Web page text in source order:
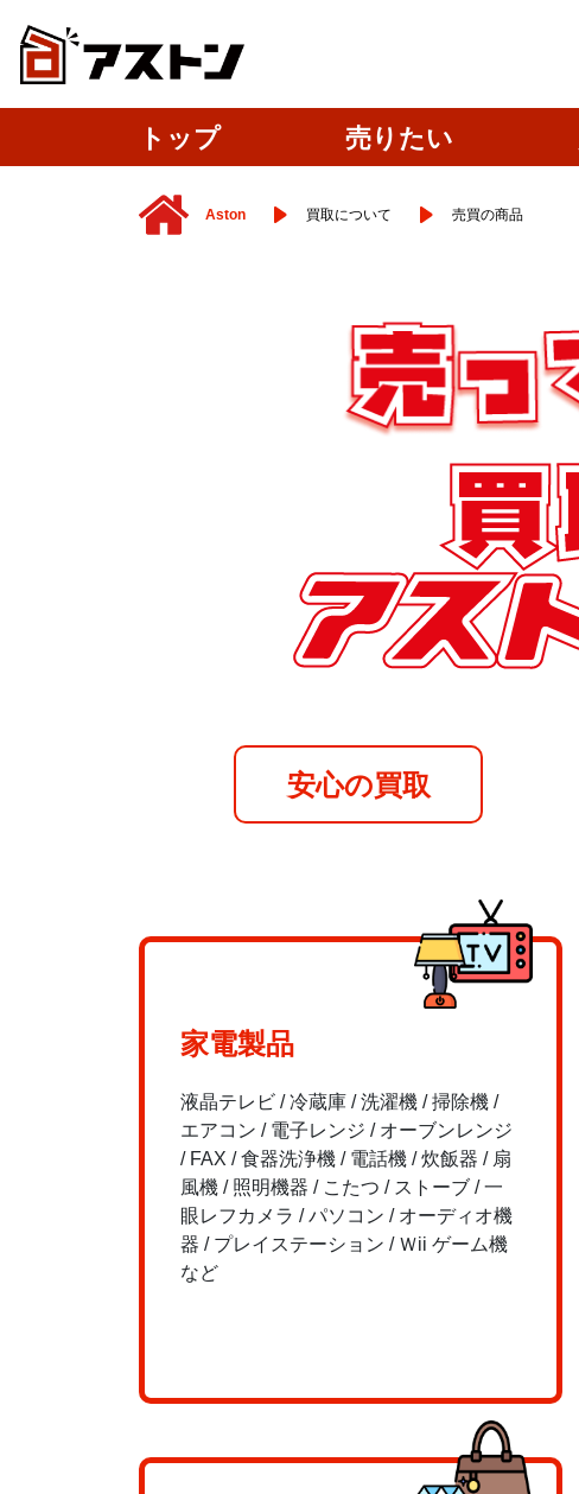
トップ 売りたい
Aston 買取について 売買の商品
安心の買取
家電製品
液晶テレビ / 冷蔵庫 / 洗濯機 / 掃除機 /
エアコン / 電子レンジ / オーブンレンジ
/ FAX / 食器洗浄機 / 電話機 / 炊飯器 / 扇
風機 / 照明機器 / こたつ / ストーブ / 一
眼レフカメラ / パソコン / オーディオ機
器 / プレイステーション / Ｗii ゲーム機
など